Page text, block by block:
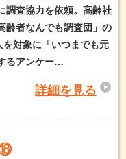
調査協力を依頼。高齢社
齢者なんでも調査団」の
対象に「いつまでも元
るアンケー…
詳細を見る